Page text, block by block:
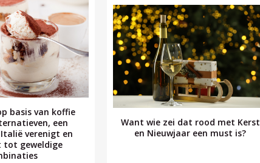
basis van koffie
een
verenigt en
tot geweldige
Want wie zei dat rood met Kerst
en Nieuwjaar een must is?